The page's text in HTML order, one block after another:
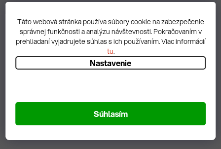
Táto webová stránka používa súbory cookie na zabezpečenie
správnej funkčnosti a analýzu návštevnosti. Pokračovaním v
prehliadaní vyjadrujete súhlas s ich používaním. Viac informácií
tu.
Nastavenie
Súhlasím
Diskusia
Spätná väzba
Zobrazit hodnotenie